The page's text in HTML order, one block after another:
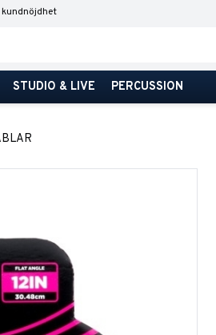
kundnöjdhet
STUDIO & LIVE PERCUSSION